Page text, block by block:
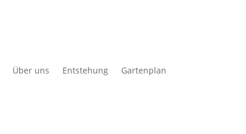
Über uns Entstehung Gartenplan